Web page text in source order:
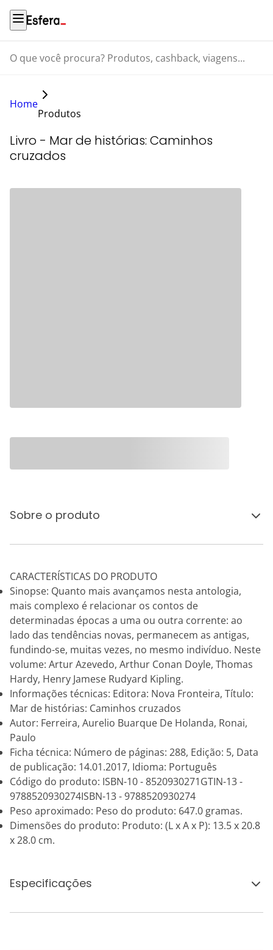
O que você procura? Produtos, cashback, viagens...
Home
Produtos
Livro - Mar de histórias: Caminhos
cruzados
Sobre o produto
CARACTERÍSTICAS DO PRODUTO
Sinopse: Quanto mais avançamos nesta antologia,
mais complexo é relacionar os contos de
determinadas épocas a uma ou outra corrente: ao
lado das tendências novas, permanecem as antigas,
fundindo-se, muitas vezes, no mesmo indivíduo. Neste
volume: Artur Azevedo, Arthur Conan Doyle, Thomas
Hardy, Henry Jamese Rudyard Kipling.
Informações técnicas: Editora: Nova Fronteira, Título:
Mar de histórias: Caminhos cruzados
Autor: Ferreira, Aurelio Buarque De Holanda, Ronai,
Paulo
Ficha técnica: Número de páginas: 288, Edição: 5, Data
de publicação: 14.01.2017, Idioma: Português
Código do produto: ISBN-10 - 8520930271GTIN-13 -
9788520930274ISBN-13 - 9788520930274
Peso aproximado: Peso do produto: 647.0 gramas.
Dimensões do produto: Produto: (L x A x P): 13.5 x 20.8
x 28.0 cm.
Especificações